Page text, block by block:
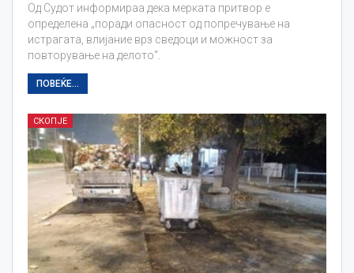
Од Судот информираа дека мерката притвор е
определена „поради опасност од попречување на
истрагата, влијание врз сведоци и можност за
повторување на делото“.
ПОВЕЌЕ...
СКОПЈЕ